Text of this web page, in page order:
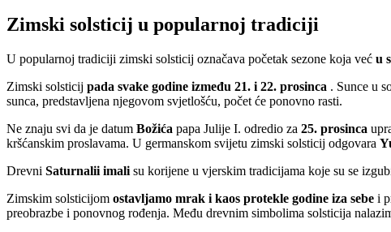
Zimski solsticij u popularnoj tradiciji
U popularnoj tradiciji zimski solsticij označava početak sezone koja već u
Zimski solsticij pada svake godine između 21. i 22. prosinca . Sunce u
sunca, predstavljena njegovom svjetlošću, počet će ponovno rasti.
Ne znaju svi da je datum Božića papa Julije I. odredio za 25. prosinca
kršćanskim proslavama. U germanskom svijetu zimski solsticij odgovara
Drevni Saturnalii imali su korijene u vjerskim tradicijama koje su se
Zimskim solsticijom ostavljamo mrak i kaos protekle godine iza sebe i
preobrazbe i ponovnog rođenja. Među drevnim simbolima solsticija